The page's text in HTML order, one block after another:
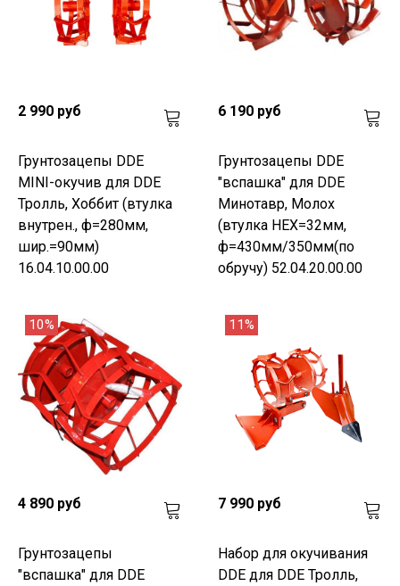
2 990 руб
Грунтозацепы DDE
MINI-окучив для DDE
Тролль, Хоббит (втулка
внутрен., ф=280мм,
шир.=90мм)
16.04.10.00.00
6 190 руб
Грунтозацепы DDE
"вспашка" для DDE
Минотавр, Молох
(втулка HEX=32мм,
ф=430мм/350мм(по
обручу) 52.04.20.00.00
10%
4 890 руб
Грунтозацепы
"вспашка" для DDE
11%
7 990 руб
Набор для окучивания
DDE для DDE Тролль,